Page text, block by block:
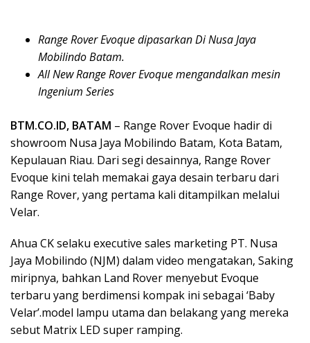
Range Rover Evoque dipasarkan Di Nusa Jaya
Mobilindo Batam.
All New Range Rover Evoque mengandalkan mesin
Ingenium Series
BTM.CO.ID, BATAM – Range Rover Evoque hadir di
showroom Nusa Jaya Mobilindo Batam, Kota Batam,
Kepulauan Riau. Dari segi desainnya, Range Rover
Evoque kini telah memakai gaya desain terbaru dari
Range Rover, yang pertama kali ditampilkan melalui
Velar.
Ahua CK selaku executive sales marketing PT. Nusa
Jaya Mobilindo (NJM) dalam video mengatakan, Saking
miripnya, bahkan Land Rover menyebut Evoque
terbaru yang berdimensi kompak ini sebagai ‘Baby
Velar’.model lampu utama dan belakang yang mereka
sebut Matrix LED super ramping.